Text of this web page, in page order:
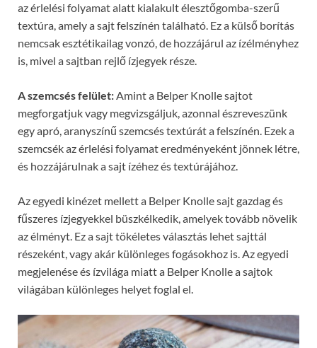
az érlelési folyamat alatt kialakult élesztőgomba-szerű
textúra, amely a sajt felszínén található. Ez a külső borítás
nemcsak esztétikailag vonzó, de hozzájárul az ízélményhez
is, mivel a sajtban rejlő ízjegyek része.
A szemcsés felület:Amint a Belper Knolle sajtot
megforgatjuk vagy megvizsgáljuk, azonnal észreveszünk
egy apró, aranyszínű szemcsés textúrát a felszínén. Ezek a
szemcsék az érlelési folyamat eredményeként jönnek létre,
és hozzájárulnak a sajt ízéhez és textúrájához.
Az egyedi kinézet mellett a Belper Knolle sajt gazdag és
fűszeres ízjegyekkel büszkélkedik, amelyek tovább növelik
az élményt. Ez a sajt tökéletes választás lehet sajttál
részeként, vagy akár különleges fogásokhoz is. Az egyedi
megjelenése és ízvilága miatt a Belper Knolle a sajtok
világában különleges helyet foglal el.